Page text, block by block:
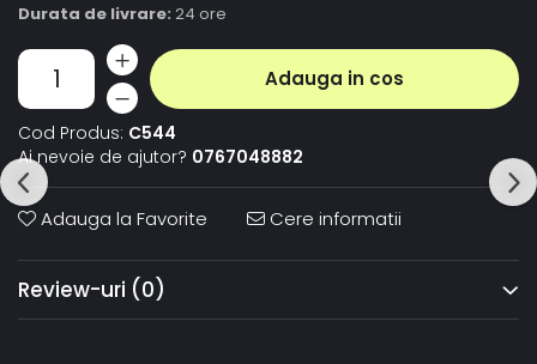
Durata de livrare: 24 ore
Adauga in cos
Cod Produs: C544
Ai nevoie de ajutor? 0767048882
Adauga la Favorite Cere informatii
Review-uri (0)